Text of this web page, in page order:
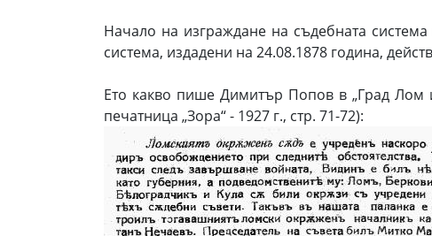
Начало на изграждане на съдебната
система, издадени на 24.08.1878 година,
Ето какво пише Димитър Попов в „Град Лом
печатница „Зора“ - 1927 г., стр. 71-72):